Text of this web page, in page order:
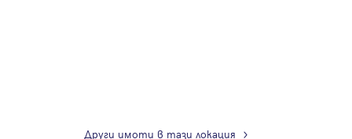
Други имоти в тази локация